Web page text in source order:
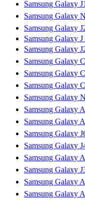
Samsung Galaxy
Samsung Galaxy
Samsung Galaxy
Samsung Galaxy
Samsung Galaxy
Samsung Galaxy
Samsung Galaxy
Samsung Galaxy
Samsung Galaxy
Samsung Galaxy
Samsung Galaxy
Samsung Galaxy
Samsung Galaxy
Samsung Galaxy
Samsung Galaxy
Samsung Galaxy
Samsung Galaxy